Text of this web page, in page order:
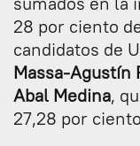
28 por ciento
candidatos de
Massa-Agustín
Abal Medina,
27,28 por